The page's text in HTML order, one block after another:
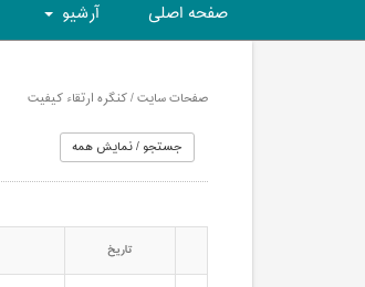
صفحه اصلی آرشیو
صفحات سایت / کنگره ارتقاء کیفیت
تاریخ